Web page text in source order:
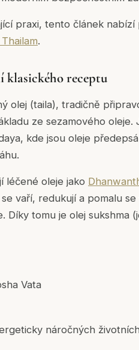
praxi, tento článek nabízí
.
klasického receptu
olej (taila), tradičně
ze sezamového oleje.
kde jsou oleje
léčené oleje jako
vaří, redukují a pomalu se
Díky tomu je olej sukshma
Vata
náročných